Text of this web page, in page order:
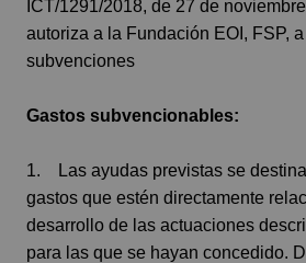
ICT/1291/2018, de 27 de
autoriza a la Fundación EOI, FSP,
subvenciones
Gastos subvencionables:
1. Las ayudas previstas se
gastos que estén directamente
desarrollo de las actuaciones
para las que se hayan concedido.